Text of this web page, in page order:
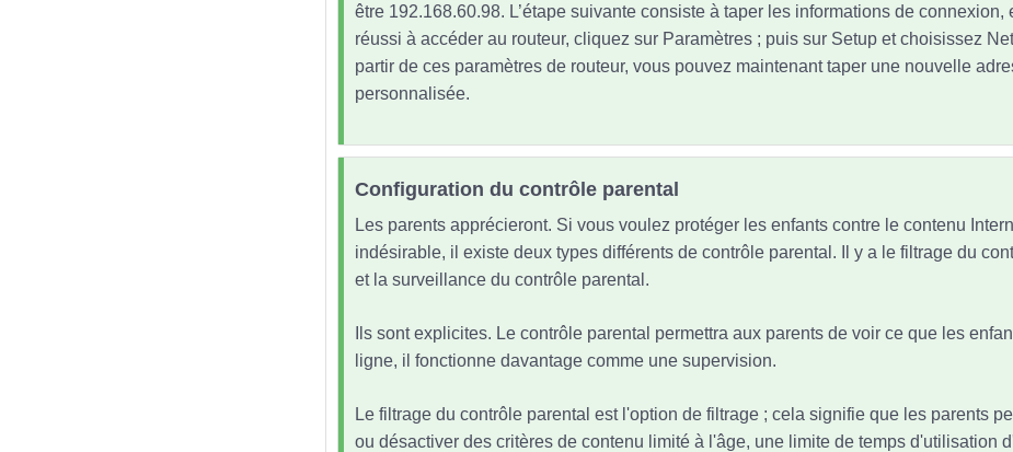
être 192.168.60.98. L’étape suivante consiste à taper les informations de connexion,
réussi à accéder au routeur, cliquez sur Paramètres ; puis sur Setup et choisissez
partir de ces paramètres de routeur, vous pouvez maintenant taper une nouvelle
personnalisée.
Configuration du contrôle parental
Les parents apprécieront. Si vous voulez protéger les enfants contre le contenu
indésirable, il existe deux types différents de contrôle parental. Il y a le filtrage du
et la surveillance du contrôle parental.
Ils sont explicites. Le contrôle parental permettra aux parents de voir ce que les
ligne, il fonctionne davantage comme une supervision.
Le filtrage du contrôle parental est l'option de filtrage ; cela signifie que les parents
ou désactiver des critères de contenu limité à l'âge, une limite de temps d'utilisation